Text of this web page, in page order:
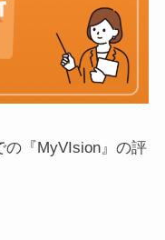
の『MyVIsion』の評